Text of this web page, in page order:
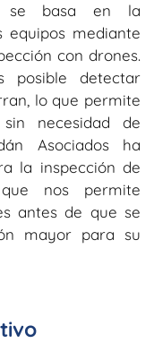
se basa en la
equipos mediante
con drones.
posible detectar
lo que permite
necesidad de
Asociados ha
la inspección de
nos permite
antes de que se
mayor para su